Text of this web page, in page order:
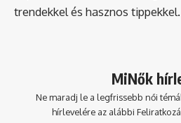
trendekkel és hasznos tippekkel.
MiNők
Ne maradj le a legfrissebb női
hírlevelére az alábbi